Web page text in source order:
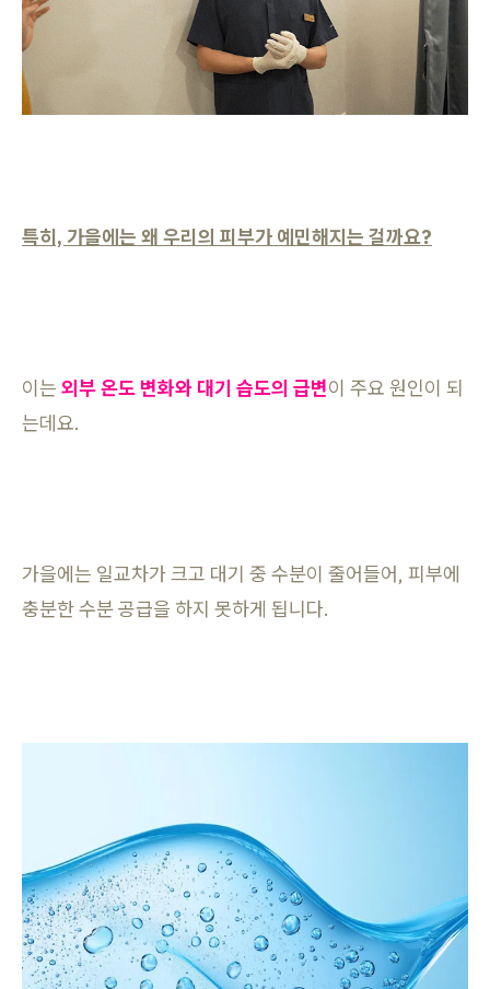
특히, 가을에는 왜 우리의 피부가 예민해지는 걸까요?
이는 외부 온도 변화와 대기 습도의 급변이 주요 원인이 되
는데요.
가을에는 일교차가 크고 대기 중 수분이 줄어들어, 피부에
충분한 수분 공급을 하지 못하게 됩니다.